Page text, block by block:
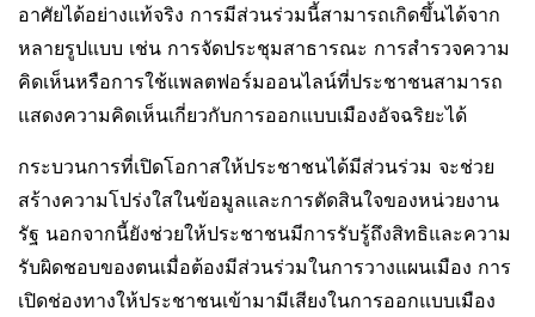
อาศัยได้อย่างแท้จริง การมีส่วนร่วมนี้สามารถเกิดขึ้นได้จาก
หลายรูปแบบ เช่น การจัดประชุมสาธารณะ การสำรวจความ
คิดเห็นหรือการใช้แพลตฟอร์มออนไลน์ที่ประชาชนสามารถ
แสดงความคิดเห็นเกี่ยวกับการออกแบบเมืองอัจฉริยะได้
กระบวนการที่เปิดโอกาสให้ประชาชนได้มีส่วนร่วม จะช่วย
สร้างความโปร่งใสในข้อมูลและการตัดสินใจของหน่วยงาน
รัฐ นอกจากนี้ยังช่วยให้ประชาชนมีการรับรู้ถึงสิทธิและความ
รับผิดชอบของตนเมื่อต้องมีส่วนร่วมในการวางแผนเมือง การ
เปิดช่องทางให้ประชาชนเข้ามามีเสียงในการออกแบบเมือง